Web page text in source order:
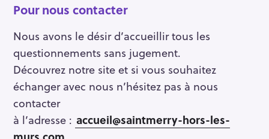
Pour nous contacter
Nous avons le désir d’accueillir tous les
questionnements sans jugement.
Découvrez notre site et si vous souhaitez
échanger avec nous n’hésitez pas à nous
contacter
à l’adresse : accueil@saintmerry-hors-les-